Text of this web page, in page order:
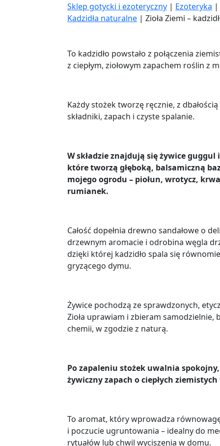
Sklep gotycki i ezoteryczny | Ezoteryka |
Kadzidła naturalne | Zioła Ziemi –
To kadzidło powstało z połączenia
z ciepłym, ziołowym zapachem roślin z
Każdy stożek tworzę ręcznie, z
składniki, zapach i czyste spalanie.
W składzie znajdują się żywice guggul
które tworzą głęboką, balsamiczną
mojego ogrodu – piołun, wrotycz,
rumianek.
Całość dopełnia drewno sandałowe o
drzewnym aromacie i odrobina węgla
dzięki której kadzidło spala się
gryzącego dymu.
Żywice pochodzą ze sprawdzonych,
Zioła uprawiam i zbieram samodzielnie,
chemii, w zgodzie z naturą.
Po zapaleniu stożek uwalnia spokojny,
żywiczny zapach o ciepłych
To aromat, który wprowadza
i poczucie ugruntowania – idealny do
rytuałów lub chwil wyciszenia w domu.